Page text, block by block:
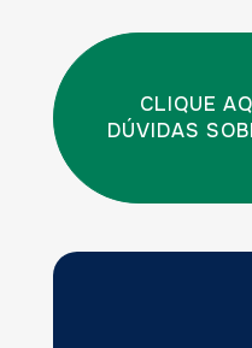
CLIQUE
DÚVIDAS